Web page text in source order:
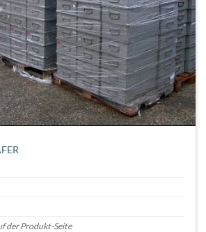
der Produkt-Seite